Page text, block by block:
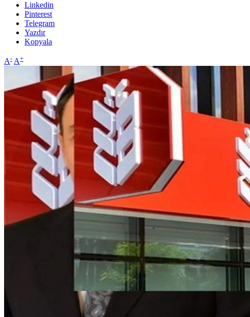
Linkedin
Pinterest
Telegram
Yazdır
Kopyala
A- A+